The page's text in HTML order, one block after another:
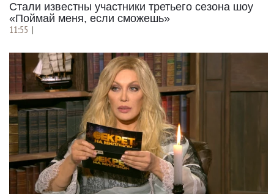
Стали известны участники третьего сезона шоу
«Поймай меня, если сможешь»
11:55 |